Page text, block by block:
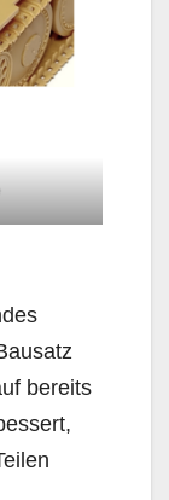
bereits